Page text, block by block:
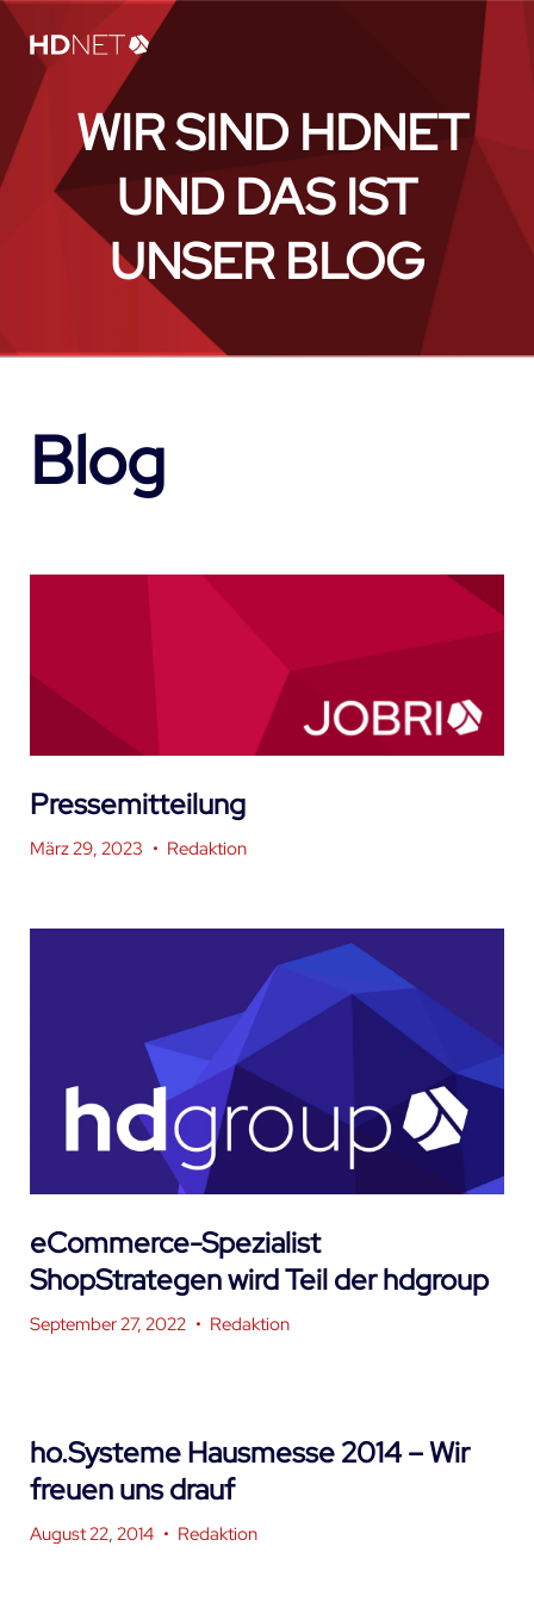
WIR SIND HDNET
UND DAS IST
UNSER BLOG
Blog
Pressemitteilung
März 29, 2023 • Redaktion
eCommerce-Spezialist
ShopStrategen wird Teil der hdgroup
September 27, 2022 • Redaktion
ho.Systeme Hausmesse 2014 – Wir
freuen uns drauf
August 22, 2014 • Redaktion